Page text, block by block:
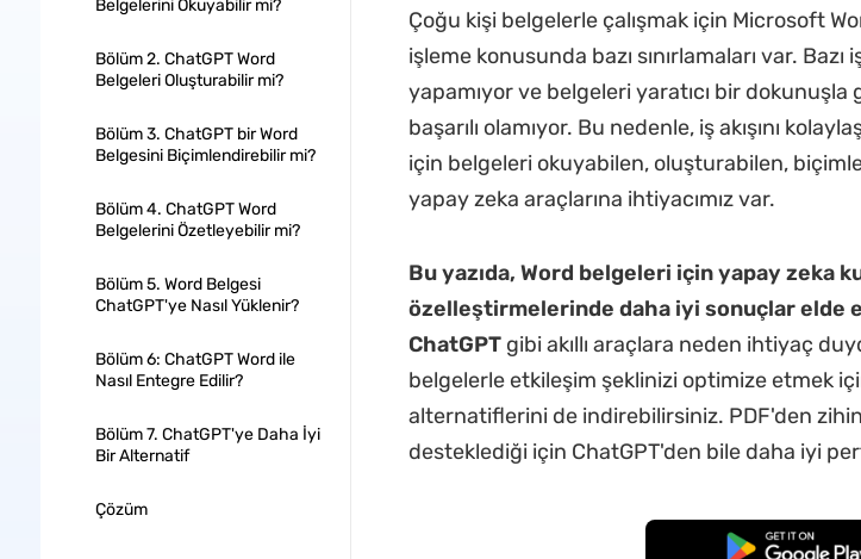
Belgelerini Okuyabilir mi?
Bölüm 2. ChatGPT Word
Belgeleri Oluşturabilir mi?
Bölüm 3. ChatGPT bir Word
Belgesini Biçimlendirebilir mi?
Bölüm 4. ChatGPT Word
Belgelerini Özetleyebilir mi?
Bölüm 5. Word Belgesi
ChatGPT'ye Nasıl Yüklenir?
Bölüm 6: ChatGPT Word ile
Nasıl Entegre Edilir?
Bölüm 7. ChatGPT'ye Daha İyi
Bir Alternatif
Çözüm
Çoğu kişi belgelerle çalışmak için Microsoft
işleme konusunda bazı sınırlamaları var.
yapamıyor ve belgeleri yaratıcı bir
başarılı olamıyor. Bu nedenle, iş akışını
için belgeleri okuyabilen, oluşturabilen,
yapay zeka araçlarına ihtiyacımız var.
Bu yazıda, Word belgeleri için yapay zeka
özelleştirmelerinde daha iyi sonuçlar elde
ChatGPTgibi akıllı araçlara neden ihtiyaç
belgelerle etkileşim şeklinizi optimize etmek
alternatiflerini de indirebilirsiniz. PDF'den
desteklediği için ChatGPT'den bile daha iyi
Ücretsiz